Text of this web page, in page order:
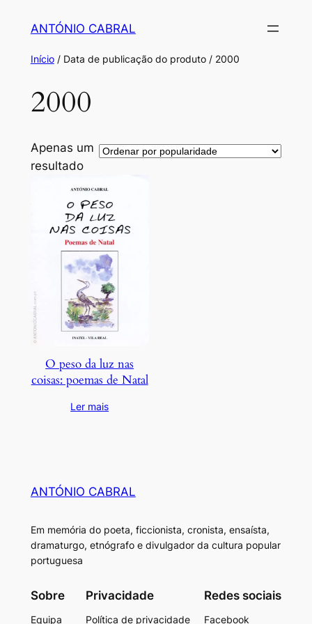
conteúdo
ANTÓNIO CABRAL
Início/ Data de publicação do produto / 2000
2000
Apenas um
resultado
O peso da luz nas
coisas: poemas de Natal
Ler mais
ANTÓNIO CABRAL
Em memória do poeta, ficcionista, cronista, ensaísta,
dramaturgo, etnógrafo e divulgador da cultura popular
portuguesa
Sobre
Equipa
Privacidade
Política de privacidade
Redes sociais
Facebook